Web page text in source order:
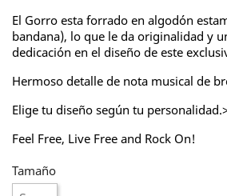
El Gorro esta forrado en algodón
bandana), lo que le da originalidad y
dedicación en el diseño de este
Hermoso detalle de nota musical de
Elige tu diseño según tu
Feel Free, Live Free and Rock On!
Tamaño